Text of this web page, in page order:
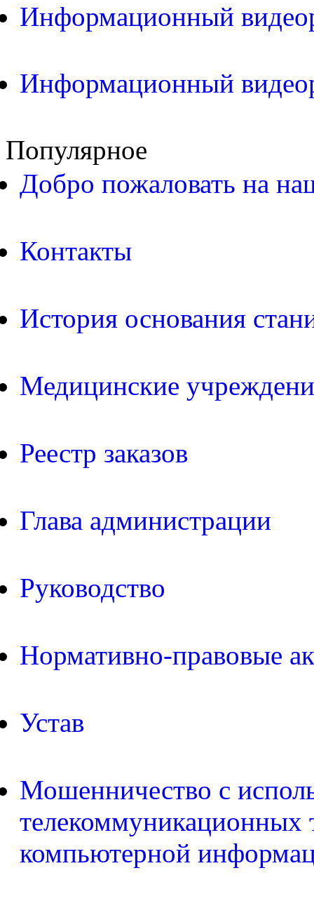
Информационный
Информационный
Популярное
Добро пожаловать на
Контакты
История основания
Медицинские
Реестр заказов
Глава администрации
Руководство
Нормативно-правовые
Устав
Мошенничество с
телекоммуникационных
компьютерной